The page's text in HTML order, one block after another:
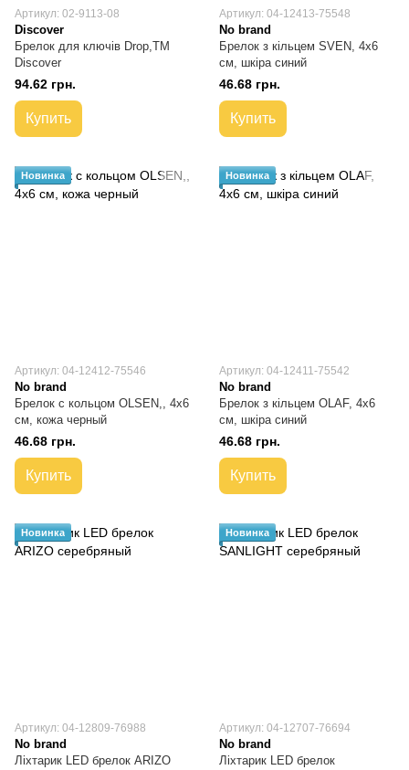
Артикул: 02-9113-08
Discover
Брелок для ключів Drop,TM
Discover
94.62 грн.
Купить
Артикул: 04-12413-75548
No brand
Брелок з кільцем SVEN, 4х6
см, шкіра синий
46.68 грн.
Купить
Новинка
Артикул: 04-12412-75546
No brand
Брелок с кольцом OLSEN,, 4х6
см, кожа черный
46.68 грн.
Купить
Новинка
Артикул: 04-12411-75542
No brand
Брелок з кільцем OLAF, 4х6
см, шкіра синий
46.68 грн.
Купить
Новинка
Артикул: 04-12809-76988
No brand
Ліхтарик LED брелок ARIZO
Новинка
Артикул: 04-12707-76694
No brand
Ліхтарик LED брелок